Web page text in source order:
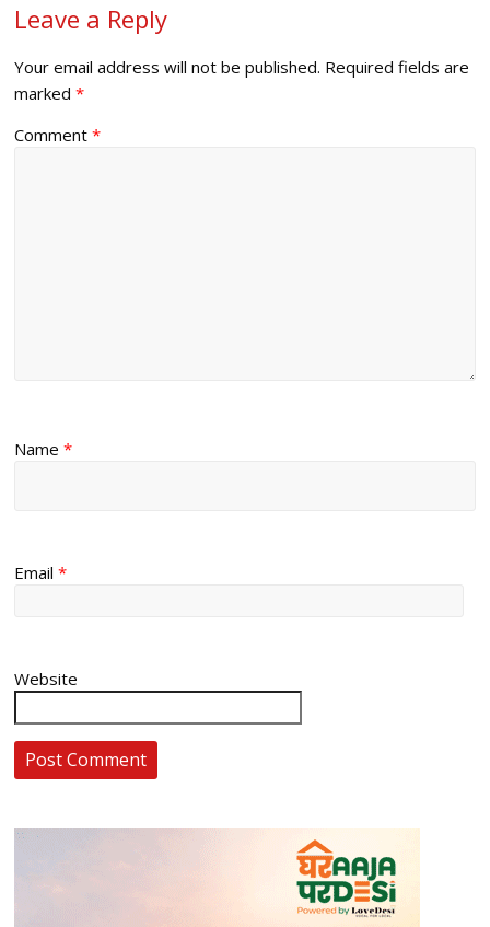
Leave a Reply
Your email address will not be published. Required fields are
marked*
Comment*
Name*
Email*
Website